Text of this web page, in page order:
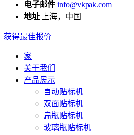
电子邮件 info@vkpak.com
地址 上海，中国
获得最佳报价
家
关于我们
产品展示
自动贴标机
双面贴标机
扁瓶贴标机
玻璃瓶贴标机